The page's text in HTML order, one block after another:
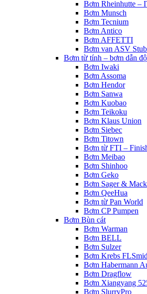
Bơm Rheinhutte –
Bơm Munsch
Bơm Tecnium
Bơm Antico
Bơm AFFETTI
Bơm van ASV
Bơm từ tính – bơm dẫn
Bơm Iwaki
Bơm Assoma
Bơm Hendor
Bơm Sanwa
Bơm Kuobao
Bơm Teikoku
Bơm Klaus Union
Bơm Siebec
Bơm Titown
Bơm từ FTI –
Bơm Meibao
Bơm Shinhoo
Bơm Geko
Bơm Sager & Mack
Bơm QeeHua
Bơm từ Pan World
Bơm CP Pumpen
Bơm Bùn cát
Bơm Warman
Bơm BELL
Bơm Sulzer
Bơm Krebs
Bơm Habermann
Bơm Dragflow
Bơm Xiangyang
Bơm SlurryPro